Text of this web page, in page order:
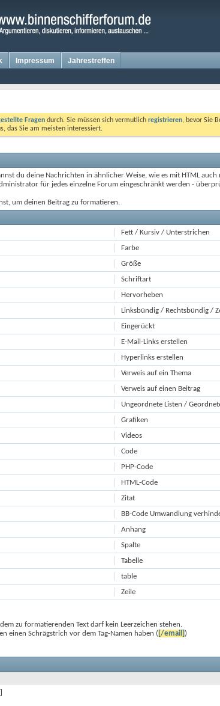
Impressum Jahrestreffen
Fragen durch. Sie müssen sich vermutlich registrieren, bevor Sie
das Sie am meisten interessiert.
du deine Nachrichten in ähnlicher Weise, wie es mit HTML
für jedes einzelne Forum eingeschränkt werden -
um deinen Beitrag zu formatieren.
Fett / Kursiv / Unterstrichen
Farbe
Größe
Schriftart
Hervorheben
Linksbündig / Rechtsbündig /
Eingerückt
E-Mail-Links erstellen
Hyperlinks erstellen
Verweis auf ein Thema
Verweis auf einen Beitrag
Ungeordnete Listen /
Grafiken
Videos
Code
PHP-Code
HTML-Code
Zitat
BB-Code Umwandlung
Anhang
Spalte
Tabelle
table
Zeile
zu formatierenden Text darf kein Leerzeichen stehen.
einen Schrägstrich vor dem Tag-Namen haben ( [/email])